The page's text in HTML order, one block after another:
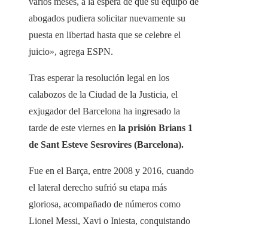
abogados pudiera solicitar nuevamente su
puesta en libertad hasta que se celebre el
juicio», agrega ESPN.
Tras esperar la resolución legal en los
calabozos de la Ciudad de la Justicia, el
exjugador del Barcelona ha ingresado la
tarde de este viernes en la prisión Brians 1
de Sant Esteve Sesrovires (Barcelona).
Fue en el Barça, entre 2008 y 2016, cuando
el lateral derecho sufrió su etapa más
gloriosa, acompañado de números como
Lionel Messi, Xavi o Iniesta, conquistando